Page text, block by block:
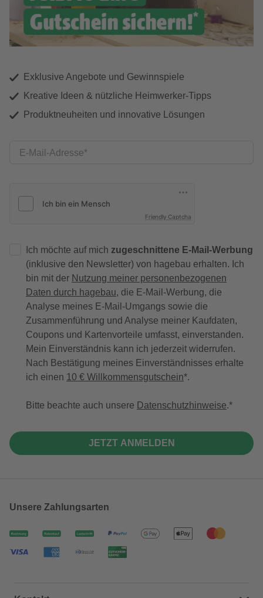
Exklusive Angebote und Gewinnspiele
Kreative Ideen & nützliche Heimwerker-Tipps
Produktneuheiten und innovative Lösungen
E-Mail-Adresse
Friendly Captcha
Ich möchte auf mich zugeschnittene E-Mail-Werbung
(inklusive den Newsletter) von hagebau erhalten. Ich
bin mit der Nutzung meiner personenbezogenen
Daten durch hagebau, die E-Mail-Werbung, die
Analyse meines E-Mail-Umgangs sowie die
Zusammenführung und Analyse meiner Kaufdaten,
Coupons und Kartenvorteile umfasst, einverstanden.
Mein Einverständnis kann ich jederzeit widerrufen.
Nach Bestätigung meines Einverständnisses erhalte
ich einen 10 € Willkommensgutschein*.
Bitte beachte auch unsere Datenschutzhinweise.
JETZT ANMELDEN
Unsere Zahlungsarten